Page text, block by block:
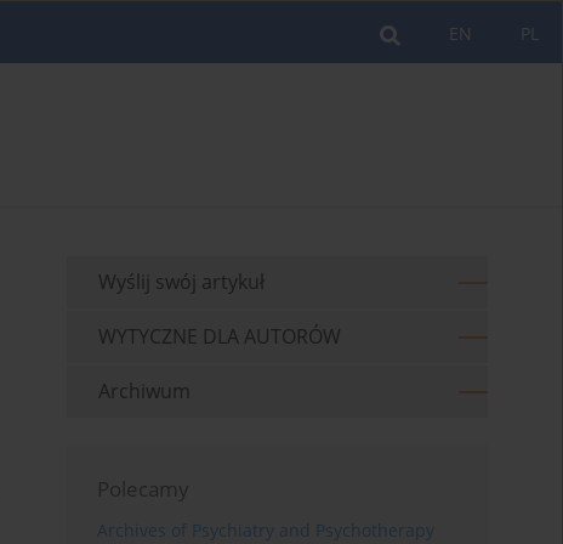
PL
EN
Wyślij swój artykuł
WYTYCZNE DLA AUTORÓW
Archiwum
Polecamy
Archives of Psychiatry and Psychotherapy